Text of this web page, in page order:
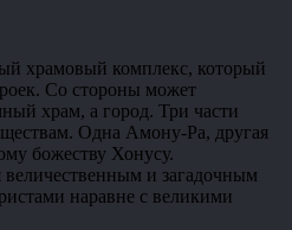
храмовый комплекс, который
Со стороны может
храм, а город. Три части
Одна Амону-Ра, другая
божеству Хонусу.
величественным и загадочным
наравне с великими